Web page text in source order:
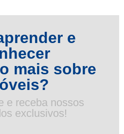
e
mais sobre
e receba nossos
exclusivos!